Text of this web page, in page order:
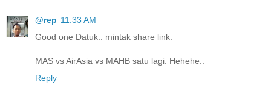
@rep 11:33 AM
Good one Datuk.. mintak share link.
MAS vs AirAsia vs MAHB satu lagi. Hehehe..
Reply